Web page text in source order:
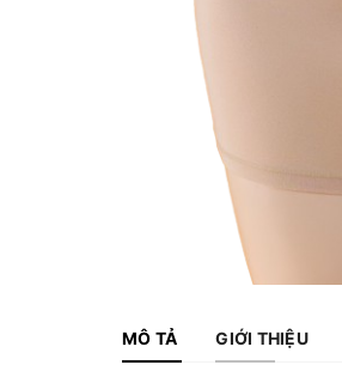
MÔ TẢ GIỚI THIỆU